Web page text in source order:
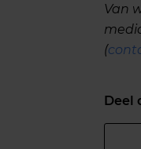
Van
(
Deel